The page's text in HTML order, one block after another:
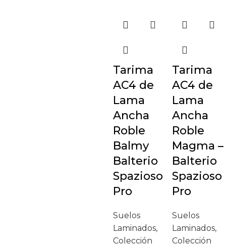
Tarima
AC4 de
Lama
Ancha
Roble
Balmy
Balterio
Spazioso
Pro
Suelos
Laminados,
Colección
Tarima
AC4 de
Lama
Ancha
Roble
Magma –
Balterio
Spazioso
Pro
Suelos
Laminados,
Colección